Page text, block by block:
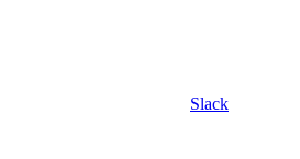
Slack